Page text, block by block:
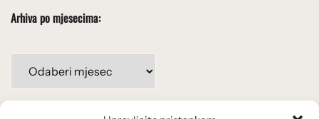
Arhiva po mjesecima:
mjesecima: